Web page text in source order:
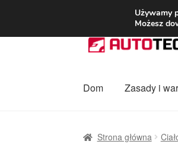
Przejdź
do
Przejdź
do
Dom Zasady i
Strona główna
Używamy
Możesz